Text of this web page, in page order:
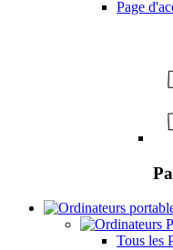
Page
Tous les